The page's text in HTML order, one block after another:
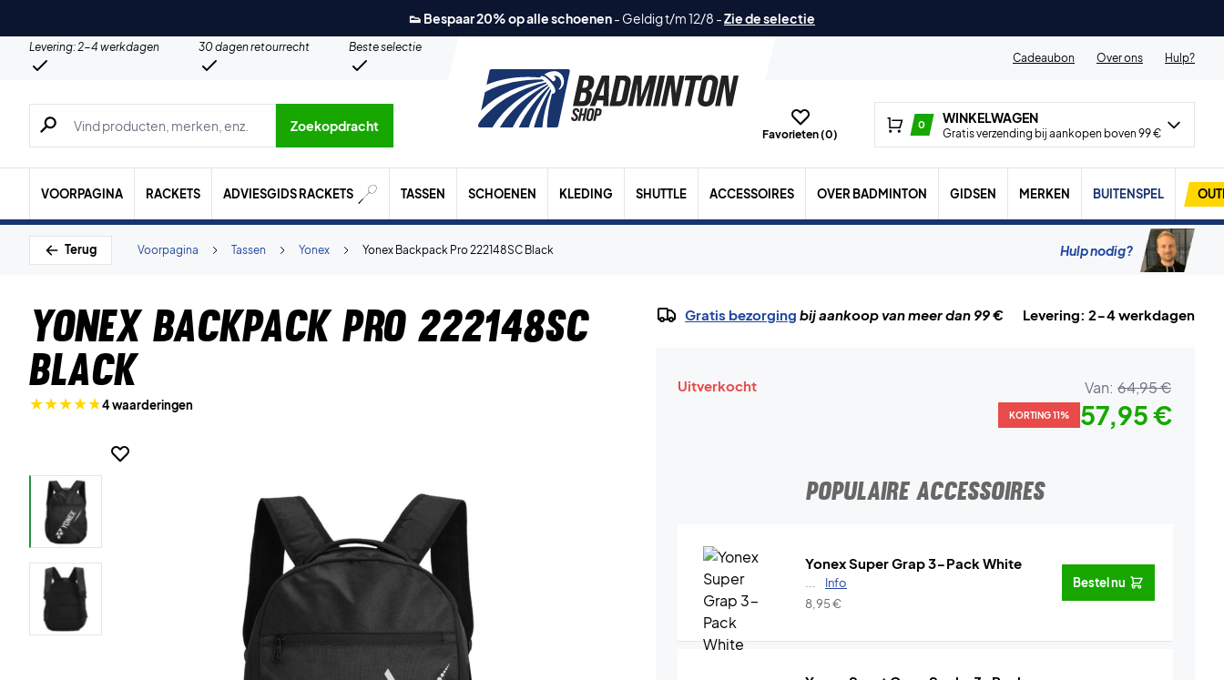
👟 Bespaar 20% op alle schoenen- Geldig t/m 12/8 -Zie de selectie
Levering: 2-4 werkdagen 30 dagen retourrecht
Beste selectie
Cadeaubon
Over ons Hulp?
Zoeken naar producten, merken etc.
Zoekopdracht
Favorieten (0)
0 WINKELWAGEN
Gratis verzending bij aankopen boven 99 €
VOORPAGINA RACKETS ADVIESGIDS RACKETS TASSEN SCHOENEN KLEDING SHUTTLE ACCESSOIRES OVER BADMINTON GIDSEN MERKEN BUITENSPEL
Terug Yonex Backpack Pro 222148SC Black
Yonex
Tassen
Voorpagina Hulp nodig?
Yonex Backpack Pro 222148SC
Black
4 waarderingen
Gratis bezorging bij aankoop van meer dan 99 € Levering: 2-4 werkdagen
Uitverkocht Van: 64,95 €
KORTING 11% 57,95 €
POPULAIRE ACCESSOIRES
Yonex Super Grap 3-Pack White
Info
8,95€
Bestel nu